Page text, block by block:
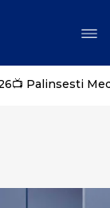
📺 Palinsesti